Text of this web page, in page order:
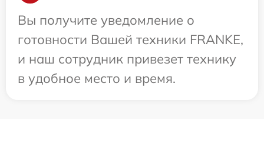
Вы получите уведомление о
готовности Вашей техники FRANKE,
и наш сотрудник привезет технику
в удобное место и время.